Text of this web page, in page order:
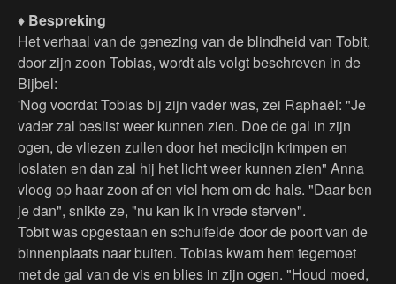
♦ Bespreking
Het verhaal van de genezing van de blindheid van Tobit,
door zijn zoon Tobias, wordt als volgt beschreven in de
Bijbel:
'Nog voordat Tobias bij zijn vader was, zei Raphaël: "Je
vader zal beslist weer kunnen zien. Doe de gal in zijn
ogen, de vliezen zullen door het medicijn krimpen en
loslaten en dan zal hij het licht weer kunnen zien" Anna
vloog op haar zoon af en viel hem om de hals. "Daar ben
je dan", snikte ze, "nu kan ik in vrede sterven".
Tobit was opgestaan en schuifelde door de poort van de
binnenplaats naar buiten. Tobias kwam hem tegemoet
met de gal van de vis en blies in zijn ogen. "Houd moed,